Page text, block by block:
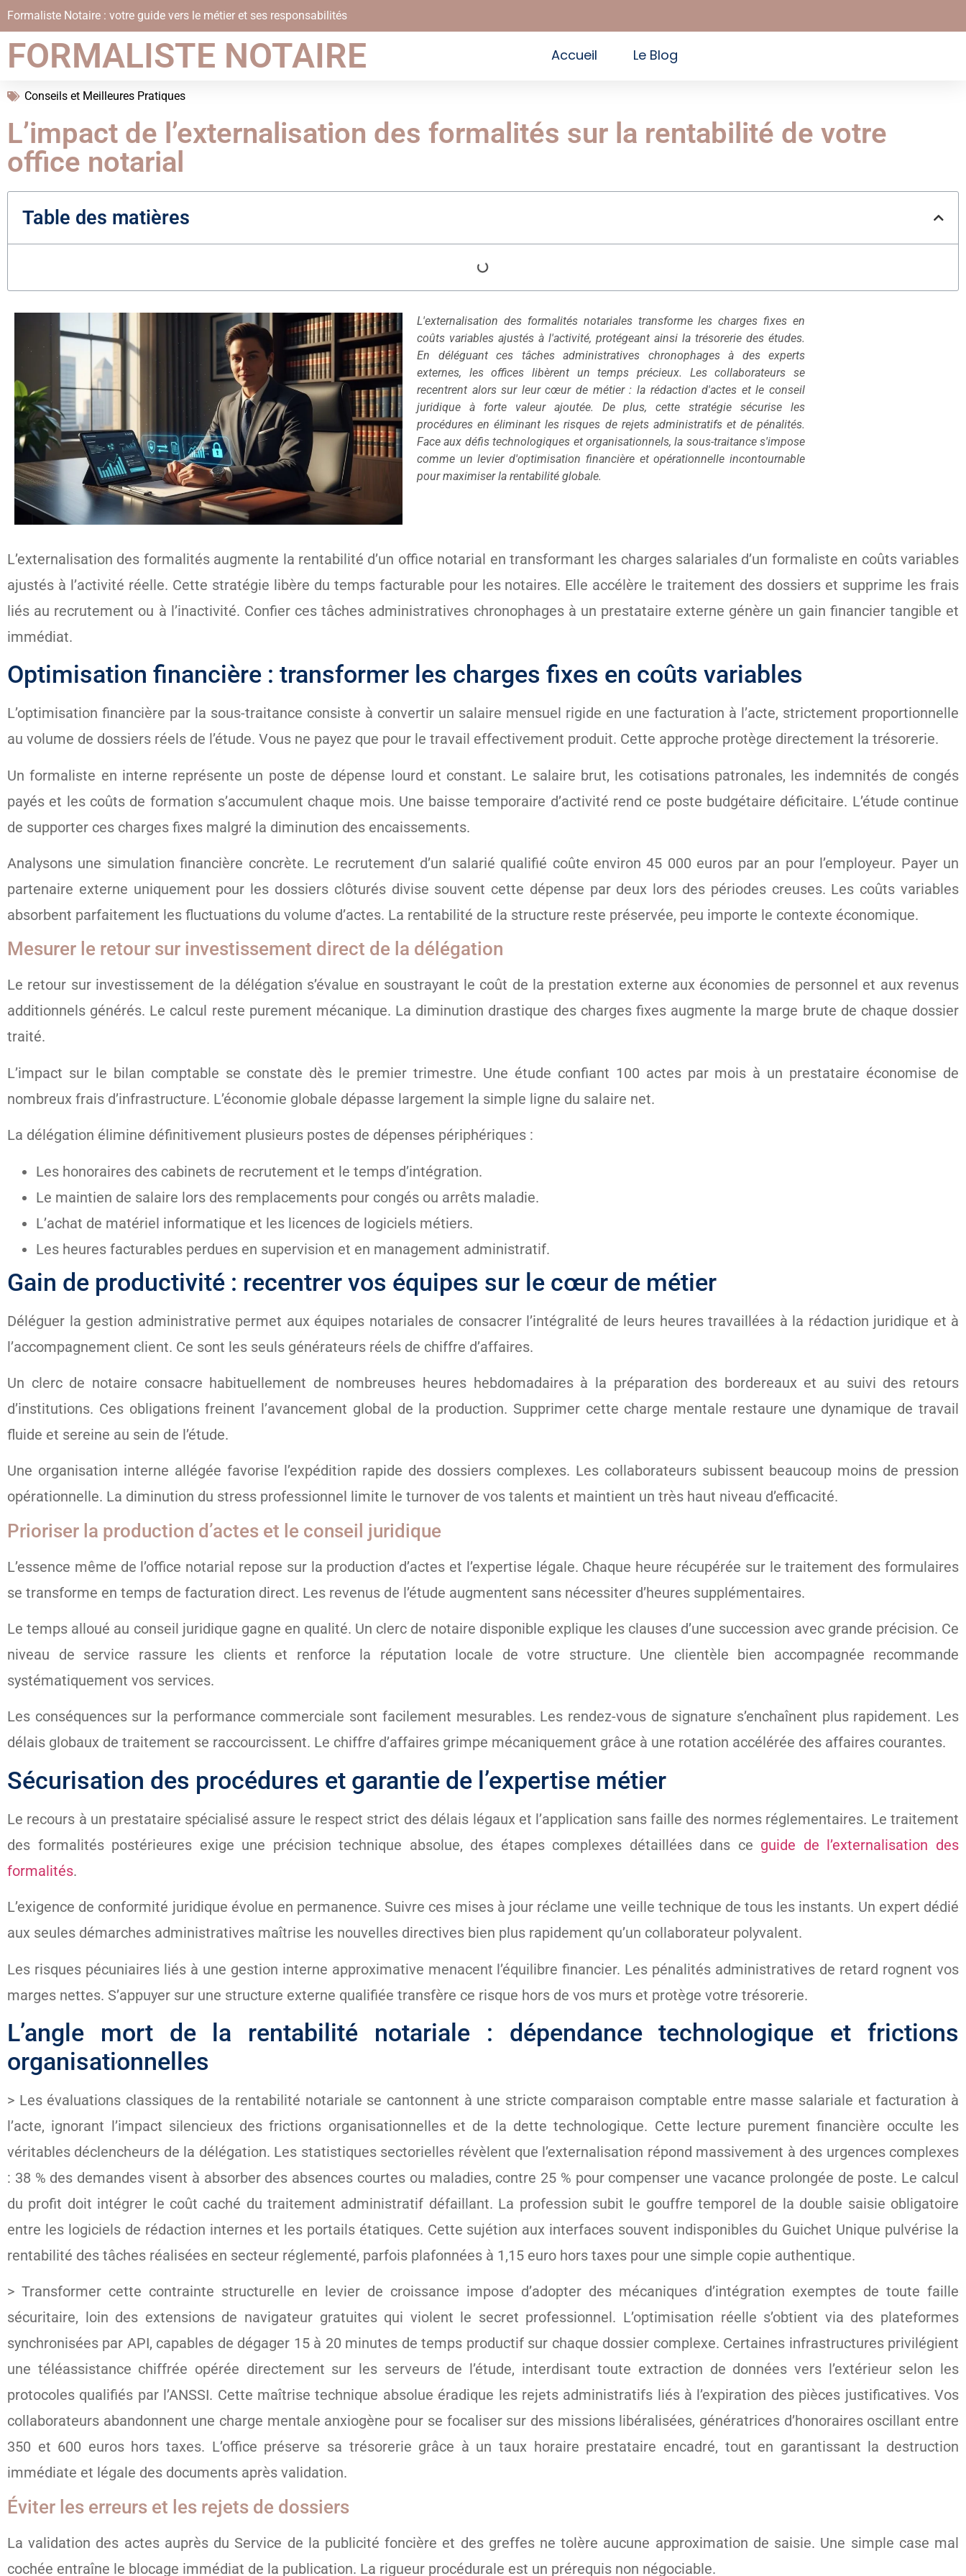
Formaliste Notaire : votre guide vers le métier et ses responsabilités
FORMALISTE NOTAIRE Accueil Le Blog
Conseils et Meilleures Pratiques
L’impact de l’externalisation des formalités sur la rentabilité de votre
office notarial
Table des matières
L'externalisation des formalités notariales transforme les charges fixes en
coûts variables ajustés à l'activité, protégeant ainsi la trésorerie des études.
En déléguant ces tâches administratives chronophages à des experts
externes, les offices libèrent un temps précieux. Les collaborateurs se
recentrent alors sur leur cœur de métier : la rédaction d'actes et le conseil
juridique à forte valeur ajoutée. De plus, cette stratégie sécurise les
procédures en éliminant les risques de rejets administratifs et de pénalités.
Face aux défis technologiques et organisationnels, la sous-traitance s'impose
comme un levier d'optimisation financière et opérationnelle incontournable
pour maximiser la rentabilité globale.
L’externalisation des formalités augmente la rentabilité d’un office notarial en transformant les charges salariales d’un formaliste en coûts variables
ajustés à l’activité réelle. Cette stratégie libère du temps facturable pour les notaires. Elle accélère le traitement des dossiers et supprime les frais
liés au recrutement ou à l’inactivité. Confier ces tâches administratives chronophages à un prestataire externe génère un gain financier tangible et
immédiat.
Optimisation financière : transformer les charges fixes en coûts variables
L’optimisation financière par la sous-traitance consiste à convertir un salaire mensuel rigide en une facturation à l’acte, strictement proportionnelle
au volume de dossiers réels de l’étude. Vous ne payez que pour le travail effectivement produit. Cette approche protège directement la trésorerie.
Un formaliste en interne représente un poste de dépense lourd et constant. Le salaire brut, les cotisations patronales, les indemnités de congés
payés et les coûts de formation s’accumulent chaque mois. Une baisse temporaire d’activité rend ce poste budgétaire déficitaire. L’étude continue
de supporter ces charges fixes malgré la diminution des encaissements.
Analysons une simulation financière concrète. Le recrutement d’un salarié qualifié coûte environ 45 000 euros par an pour l’employeur. Payer un
partenaire externe uniquement pour les dossiers clôturés divise souvent cette dépense par deux lors des périodes creuses. Les coûts variables
absorbent parfaitement les fluctuations du volume d’actes. La rentabilité de la structure reste préservée, peu importe le contexte économique.
Mesurer le retour sur investissement direct de la délégation
Le retour sur investissement de la délégation s’évalue en soustrayant le coût de la prestation externe aux économies de personnel et aux revenus
additionnels générés. Le calcul reste purement mécanique. La diminution drastique des charges fixes augmente la marge brute de chaque dossier
traité.
L’impact sur le bilan comptable se constate dès le premier trimestre. Une étude confiant 100 actes par mois à un prestataire économise de
nombreux frais d’infrastructure. L’économie globale dépasse largement la simple ligne du salaire net.
La délégation élimine définitivement plusieurs postes de dépenses périphériques :
Les honoraires des cabinets de recrutement et le temps d’intégration.
Le maintien de salaire lors des remplacements pour congés ou arrêts maladie.
L’achat de matériel informatique et les licences de logiciels métiers.
Les heures facturables perdues en supervision et en management administratif.
Gain de productivité : recentrer vos équipes sur le cœur de métier
Déléguer la gestion administrative permet aux équipes notariales de consacrer l’intégralité de leurs heures travaillées à la rédaction juridique et à
l’accompagnement client. Ce sont les seuls générateurs réels de chiffre d’affaires.
Un clerc de notaire consacre habituellement de nombreuses heures hebdomadaires à la préparation des bordereaux et au suivi des retours
d’institutions. Ces obligations freinent l’avancement global de la production. Supprimer cette charge mentale restaure une dynamique de travail
fluide et sereine au sein de l’étude.
Une organisation interne allégée favorise l’expédition rapide des dossiers complexes. Les collaborateurs subissent beaucoup moins de pression
opérationnelle. La diminution du stress professionnel limite le turnover de vos talents et maintient un très haut niveau d’efficacité.
Prioriser la production d’actes et le conseil juridique
L’essence même de l’office notarial repose sur la production d’actes et l’expertise légale. Chaque heure récupérée sur le traitement des formulaires
se transforme en temps de facturation direct. Les revenus de l’étude augmentent sans nécessiter d’heures supplémentaires.
Le temps alloué au conseil juridique gagne en qualité. Un clerc de notaire disponible explique les clauses d’une succession avec grande précision. Ce
niveau de service rassure les clients et renforce la réputation locale de votre structure. Une clientèle bien accompagnée recommande
systématiquement vos services.
Les conséquences sur la performance commerciale sont facilement mesurables. Les rendez-vous de signature s’enchaînent plus rapidement. Les
délais globaux de traitement se raccourcissent. Le chiffre d’affaires grimpe mécaniquement grâce à une rotation accélérée des affaires courantes.
Sécurisation des procédures et garantie de l’expertise métier
Le recours à un prestataire spécialisé assure le respect strict des délais légaux et l’application sans faille des normes réglementaires. Le traitement
des formalités postérieures exige une précision technique absolue, des étapes complexes détaillées dans ce guide de l’externalisation des
formalités.
L’exigence de conformité juridique évolue en permanence. Suivre ces mises à jour réclame une veille technique de tous les instants. Un expert dédié
aux seules démarches administratives maîtrise les nouvelles directives bien plus rapidement qu’un collaborateur polyvalent.
Les risques pécuniaires liés à une gestion interne approximative menacent l’équilibre financier. Les pénalités administratives de retard rognent vos
marges nettes. S’appuyer sur une structure externe qualifiée transfère ce risque hors de vos murs et protège votre trésorerie.
L’angle mort de la rentabilité notariale : dépendance technologique et frictions
organisationnelles
> Les évaluations classiques de la rentabilité notariale se cantonnent à une stricte comparaison comptable entre masse salariale et facturation à
l’acte, ignorant l’impact silencieux des frictions organisationnelles et de la dette technologique. Cette lecture purement financière occulte les
véritables déclencheurs de la délégation. Les statistiques sectorielles révèlent que l’externalisation répond massivement à des urgences complexes
: 38 % des demandes visent à absorber des absences courtes ou maladies, contre 25 % pour compenser une vacance prolongée de poste. Le calcul
du profit doit intégrer le coût caché du traitement administratif défaillant. La profession subit le gouffre temporel de la double saisie obligatoire
entre les logiciels de rédaction internes et les portails étatiques. Cette sujétion aux interfaces souvent indisponibles du Guichet Unique pulvérise la
rentabilité des tâches réalisées en secteur réglementé, parfois plafonnées à 1,15 euro hors taxes pour une simple copie authentique.
> Transformer cette contrainte structurelle en levier de croissance impose d’adopter des mécaniques d’intégration exemptes de toute faille
sécuritaire, loin des extensions de navigateur gratuites qui violent le secret professionnel. L’optimisation réelle s’obtient via des plateformes
synchronisées par API, capables de dégager 15 à 20 minutes de temps productif sur chaque dossier complexe. Certaines infrastructures privilégient
une téléassistance chiffrée opérée directement sur les serveurs de l’étude, interdisant toute extraction de données vers l’extérieur selon les
protocoles qualifiés par l’ANSSI. Cette maîtrise technique absolue éradique les rejets administratifs liés à l’expiration des pièces justificatives. Vos
collaborateurs abandonnent une charge mentale anxiogène pour se focaliser sur des missions libéralisées, génératrices d’honoraires oscillant entre
350 et 600 euros hors taxes. L’office préserve sa trésorerie grâce à un taux horaire prestataire encadré, tout en garantissant la destruction
immédiate et légale des documents après validation.
Éviter les erreurs et les rejets de dossiers
La validation des actes auprès du Service de la publicité foncière et des greffes ne tolère aucune approximation de saisie. Une simple case mal
cochée entraîne le blocage immédiat de la publication. La rigueur procédurale est un prérequis non négociable.